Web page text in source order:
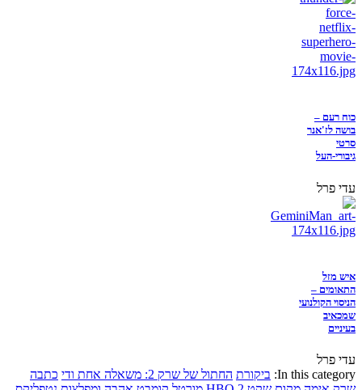
כוח רעם –
בושה לז'אנר
סרטי
גיבורי-העל
עדי פרל
איש מזל
התאומים –
הניסוי הקולנועי
שמכאיב
בעיניים
עדי פרל
In this category: ביקורת החתול של שרק 2: משאלה אחת ודי
כתבה